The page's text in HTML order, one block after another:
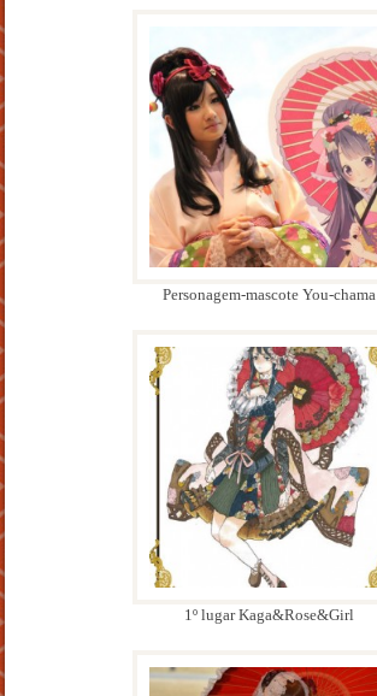
Personagem-mascote You-chama
1º lugar Kaga&Rose&Girl